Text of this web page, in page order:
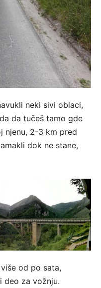
neki sivi oblaci,
da tučeš tamo gde
njenu, 2-3 km pred
dok ne stane,
od po sata,
deo za vožnju.